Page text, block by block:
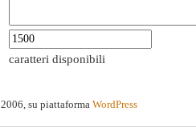
caratteri disponibili
2006, su piattaforma WordPress